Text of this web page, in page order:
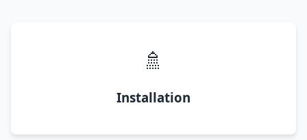
🚿
Installation